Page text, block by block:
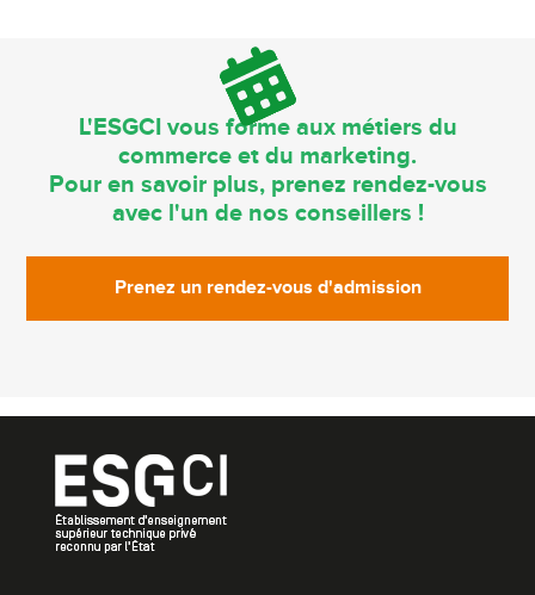
L'ESGCI vous forme aux métiers du
commerce et du marketing.
Pour en savoir plus, prenez rendez-vous
avec l'un de nos conseillers !
Prenez un rendez-vous d'admission